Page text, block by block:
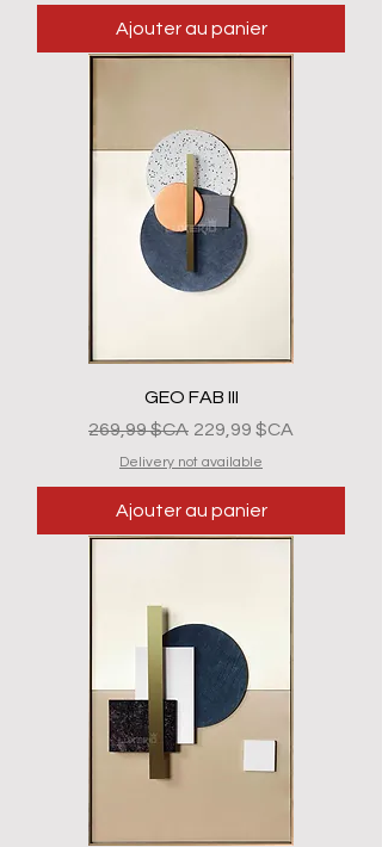
Ajouter au panier
GEO FAB III
Prix original
269,99 $CA Prix promotionnel
229,99 $CA
Delivery not available
Ajouter au panier